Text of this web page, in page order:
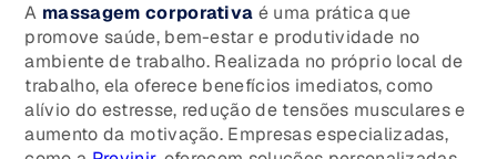
A massagem corporativa é uma prática que
promove saúde, bem-estar e produtividade no
ambiente de trabalho. Realizada no próprio local de
trabalho, ela oferece benefícios imediatos, como
alívio do estresse, redução de tensões musculares e
aumento da motivação. Empresas especializadas,